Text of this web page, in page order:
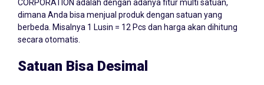
dimana Anda bisa menjual produk dengan satuan yang
berbeda. Misalnya 1 Lusin = 12 Pcs dan harga akan dihitung
secara otomatis.